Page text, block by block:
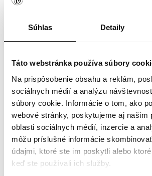
Súhlas Detaily
Táto webstránka používa súbory
Na prispôsobenie obsahu a reklám,
sociálnych médií a analýzu
súbory cookie. Informácie o tom, ako
webové stránky, poskytujeme aj našim
oblasti sociálnych médií, inzercie a
môžu príslušné informácie
údajmi, ktoré ste im poskytli alebo
keď ste používali ich služby.
69.90 €
ÚČINNÁ KÚRA,
KTORÁ POMÁHA
MYKÓZ A
44.90 €
telo mykóz a
prírodných kvapiek
TRÁVENIE
RÝCHLA POMOC
PRI PLYNATOSTI
A ZLOM
TRÁVENÍ
24.90 €
Výživový doplnok.
esenciálnych olejov z
Zmes výťažkov z
účinnou pomocou pri
dlhodobých tráviacich